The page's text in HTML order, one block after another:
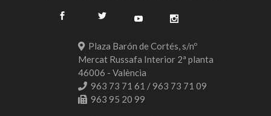
Plaza Barón de Cortés, s/nº
Mercat Russafa Interior 2ª planta
46006 - València
963 73 71 61 / 963 73 71 09
963 95 20 99